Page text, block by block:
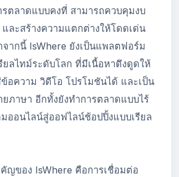
รตลาดแบบคงที่ สามารถควบคุมงบ
ละสร้างความแตกต่างให้โดดเด่น
ากนี้ IsWhere ยังเป็นแพลตฟอร์ม
ยลไทม์ระดับโลก ที่มีเนื้อหาดึงดูดให้
ข้อความ วิดีโอ โปรโมชันได้ และเป็น
ภาษา อีกทั้งยังทำการตลาดแบบไร้
ออนไลน์สู่ออฟไลน์ช้อปปิ้งแบบเรียล
ญของ IsWhere คือการเชื่อมต่อ